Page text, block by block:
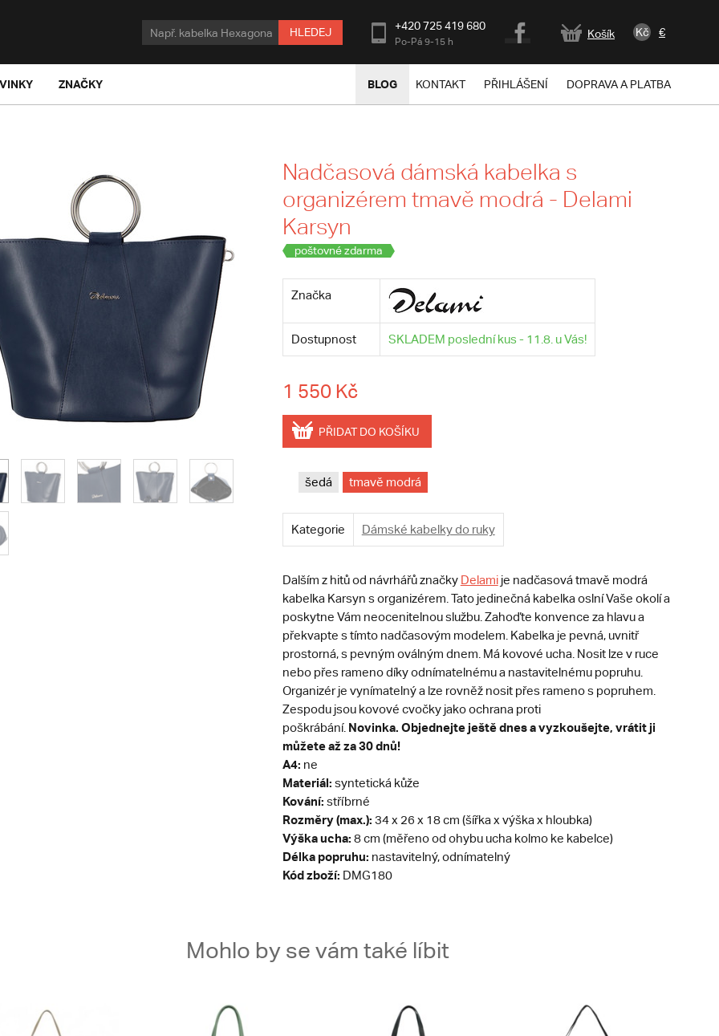
HLEDEJ +420 725 419 680
Po-Pá 9-15 h
Košík Kč €
ZNAČKY BLOG KONTAKT PŘIHLÁŠENÍ DOPRAVA A PLATBA
Nadčasová dámská kabelka s
organizérem tmavě modrá - Delami
Karsyn
poštovné zdarma
Značka
Dostupnost SKLADEM poslední kus - 11.8. u Vás!
1 550 Kč
PŘIDAT DO KOŠÍKU
šedá tmavě modrá
Kategorie Dámské kabelky do ruky
Dalším z hitů od návrhářů značky Delamije nadčasová tmavě modrá
kabelka Karsyn s organizérem. Tato jedinečná kabelka oslní Vaše okolí a
poskytne Vám neocenitelnou službu. Zahoďte konvence za hlavu a
překvapte s tímto nadčasovým modelem. Kabelka je pevná, uvnitř
prostorná, s pevným oválným dnem. Má kovové ucha. Nosit lze v ruce
nebo přes rameno díky odnímatelnému a nastavitelnému popruhu.
Organizér je vynímatelný a lze rovněž nosit přes rameno s popruhem.
Zespodu jsou kovové cvočky jako ochrana proti
poškrábání. Novinka. Objednejte ještě dnes a vyzkoušejte, vrátit ji
můžete až za 30 dnů!
A4: ne
Materiál: syntetická kůže
Kování: stříbrné
Rozměry (max.): 34 x 26 x 18 cm (šířka x výška x hloubka)
Výška ucha: 8 cm (měřeno od ohybu ucha kolmo ke kabelce)
Délka popruhu: nastavitelný, odnímatelný
Kód zboží: DMG180
Mohlo by se vám také líbit